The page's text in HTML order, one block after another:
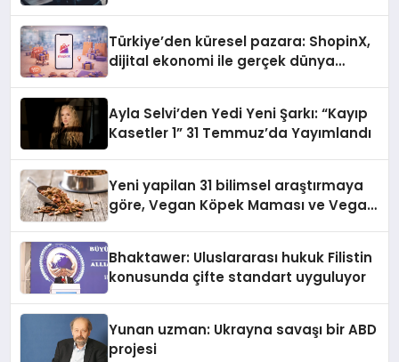
Türkiye’den küresel pazara: ShopinX,
dijital ekonomi ile gerçek dünya
Ayla Selvi’den Yedi Yeni Şarkı: “Kayıp
Kasetler 1” 31 Temmuz’da Yayımlandı
Yeni yapilan 31 bilimsel araştırmaya
göre, Vegan Köpek Maması ve Vegan
Bhaktawer: Uluslararası hukuk Filistin
konusunda çifte standart uyguluyor
Yunan uzman: Ukrayna savaşı bir ABD
projesi